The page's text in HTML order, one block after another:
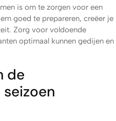
is om te zorgen voor een
goed te prepareren, creëer je
Zorg voor voldoende
optimaal kunnen gedijen en
de